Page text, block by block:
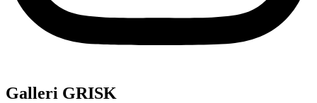
Galleri GRISK